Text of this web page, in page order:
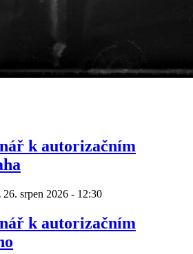
k autorizačním
26. srpen 2026 - 12:30
k autorizačním